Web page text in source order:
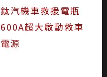
鈦汽機車救援電瓶
600A超大啟動救車
電源